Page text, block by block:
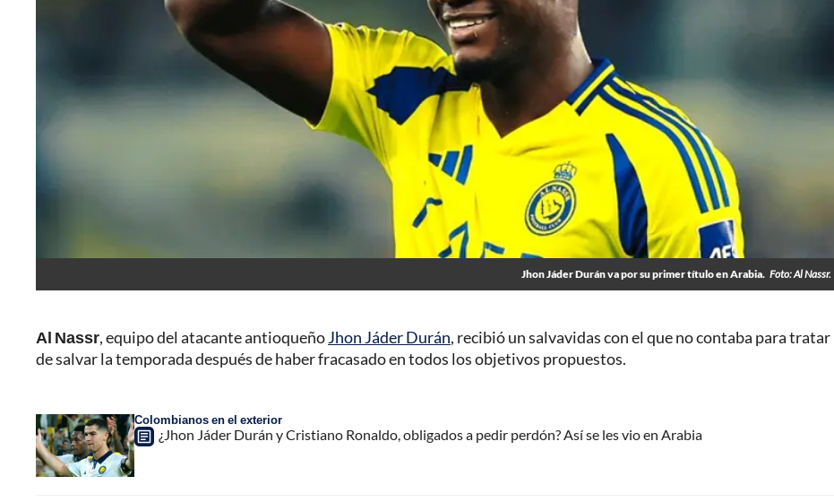
Jhon Jáder Durán va por su primer título en Arabia. Foto: Al Nassr.
Al Nassr, equipo del atacante antioqueñoJhon Jáder Durán, recibió un salvavidas con el que no contaba para tratar
de salvar la temporada después de haber fracasado en todos los objetivos propuestos.
Colombianos en el exterior
¿Jhon Jáder Durán y Cristiano Ronaldo, obligados a pedir perdón? Así se les vio en Arabia